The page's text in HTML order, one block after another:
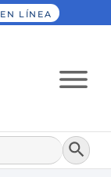
LÍNEA
Botón